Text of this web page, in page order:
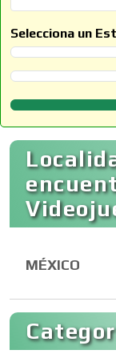
Selecciona un
Selecciona un
Selecciona un
MÉXICO